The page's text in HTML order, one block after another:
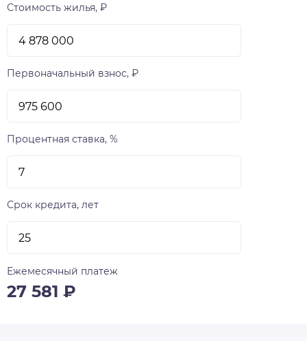
Стоимость жилья, ₽
Первоначальный взнос, ₽
Процентная ставка, %
Срок кредита, лет
Ежемесячный платеж
27 581 ₽